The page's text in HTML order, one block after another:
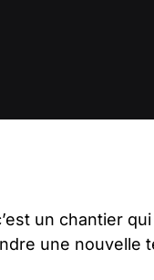
un chantier
une nouvelle